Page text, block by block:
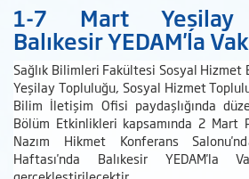
1-7 Mart Yeşilay
Balıkesir YEDAM'la
Sağlık Bilimleri Fakültesi Sosyal Hizmet
Yeşilay Topluluğu, Sosyal Hizmet
Bilim İletişim Ofisi paydaşlığında
Bölüm Etkinlikleri kapsamında 2 Mart
Nazım Hikmet Konferans
Haftası'nda Balıkesir YEDAM'la